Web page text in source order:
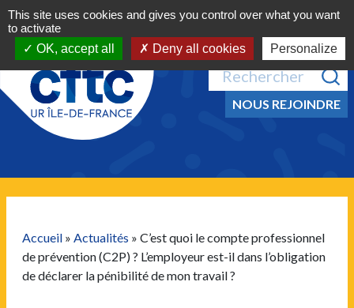
Aller au contenu
Navigation principale
MENU
Recherche pour :
NOUS REJOINDRE
Accueil » Actualités » C’est quoi le compte professionnel
de prévention (C2P) ? L’employeur est-il dans l’obligation
de déclarer la pénibilité de mon travail ?
This site uses cookies and gives you control over what you want
to activate
OK, accept all
Deny all cookies Personalize